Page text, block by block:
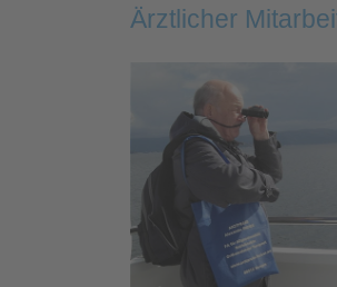
Ärztlicher